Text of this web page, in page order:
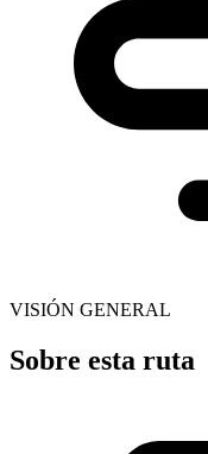
VISIÓN GENERAL
Sobre esta ruta